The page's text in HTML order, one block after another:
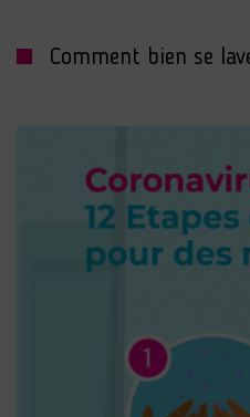
Comment bien se